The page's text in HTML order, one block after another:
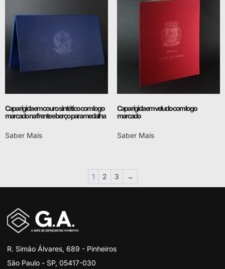
Capa rígida em couro sintético com logo
marcado na frente e berço para medalha
Saber Mais
Capa rígida em veludo com logo
marcado
Saber Mais
1 2 3 →
R. Simão Álvares, 689 - Pinheiros
São Paulo - SP, 05417-030